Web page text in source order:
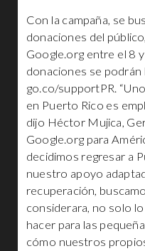
Con la campaña, se
donaciones del
Google.org entre el 8
donaciones se
go.co/supportPR.
en Puerto Rico es
dijo Héctor Mujica,
Google.org para
decidimos regresar a
nuestro apoyo
recuperación,
considerara, no solo
hacer para las
cómo nuestros